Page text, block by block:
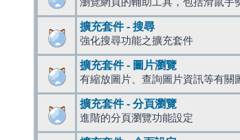
擴充套件 - 搜尋
強化搜尋功能之擴充套件
擴充套件 - 圖片瀏覽
有縮放圖片、查詢圖片資訊等有關
擴充套件 - 分頁瀏覽
進階的分頁瀏覽功能設定